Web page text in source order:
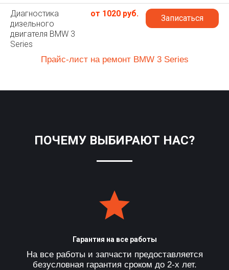
Диагностика
дизельного
двигателя BMW 3
Series
от 1020 руб. Записаться
Прайс-лист на ремонт BMW 3 Series
ПОЧЕМУ ВЫБИРАЮТ НАС?
Гарантия на все работы
На все работы и запчасти предоставляется
безусловная гарантия сроком до 2-х лет.